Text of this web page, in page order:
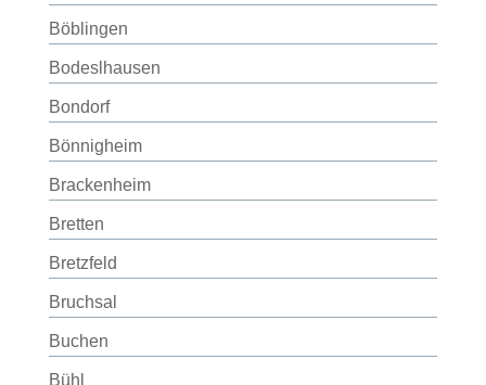
Böblingen
Bodeslhausen
Bondorf
Bönnigheim
Brackenheim
Bretten
Bretzfeld
Bruchsal
Buchen
Bühl